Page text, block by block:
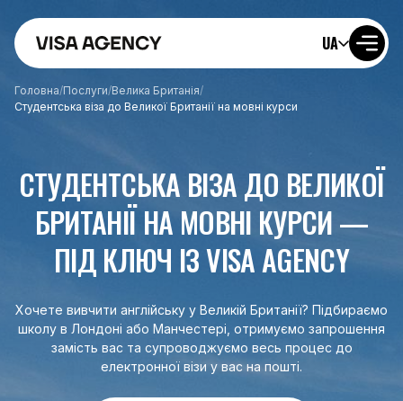
UA
Головна/Послуги/Велика Британія/
Студентська віза до Великої Британії на мовні курси
СТУДЕНТСЬКА ВІЗА ДО ВЕЛИКОЇ
БРИТАНІЇ НА МОВНІ КУРСИ —
ПІД КЛЮЧ ІЗ VISA AGENCY
Хочете вивчити англійську у Великій Британії? Підбираємо
школу в Лондоні або Манчестері, отримуємо запрошення
замість вас та супроводжуємо весь процес до
електронної візи у вас на пошті.